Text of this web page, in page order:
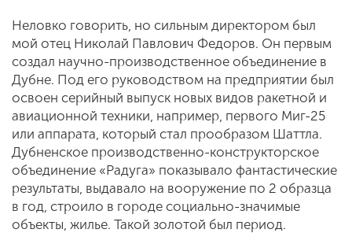
Неловко говорить, но сильным директором был
мой отец Николай Павлович Федоров. Он первым
создал научно-производственное объединение в
Дубне. Под его руководством на предприятии был
освоен серийный выпуск новых видов ракетной и
авиационной техники, например, первого Миг-25
или аппарата, который стал прообразом Шаттла.
Дубненское производственно-конструкторское
объединение «Радуга» показывало фантастические
результаты, выдавало на вооружение по 2 образца
в год, строило в городе социально-значимые
объекты, жилье. Такой золотой был период.